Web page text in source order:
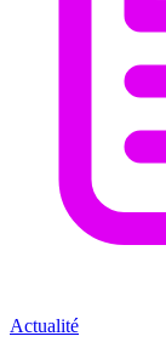
Actualité